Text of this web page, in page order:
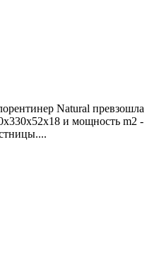
Natural превзошла
и мощность m2 -